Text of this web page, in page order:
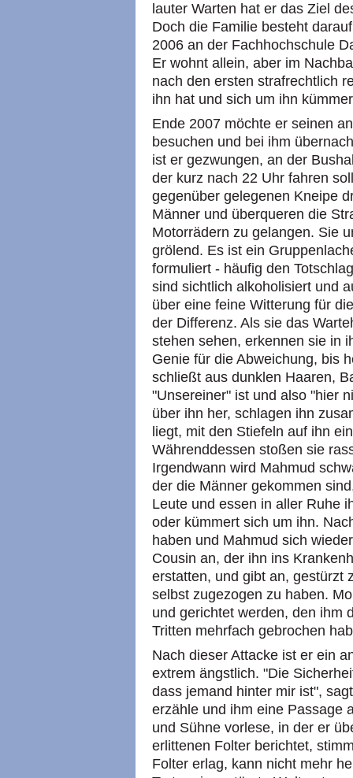
lauter Warten hat er das Ziel
Doch die Familie besteht
2006 an der Fachhochschule
Er wohnt allein, aber im
nach den ersten strafrechtlich
ihn hat und sich um ihn
Ende 2007 möchte er seinen
besuchen und bei ihm
ist er gezwungen, an der
der kurz nach 22 Uhr fahren
gegenüber gelegenen Kneipe
Männer und überqueren die
Motorrädern zu gelangen. Sie
grölend. Es ist ein
formuliert - häufig den
sind sichtlich alkoholisiert und
über eine feine Witterung für
der Differenz. Als sie das
stehen sehen, erkennen sie in
Genie für die Abweichung, bis
schließt aus dunklen Haaren,
"Unsereiner" ist und also "hier
über ihn her, schlagen ihn
liegt, mit den Stiefeln auf ihn
Währenddessen stoßen sie
Irgendwann wird Mahmud
der die Männer gekommen
Leute und essen in aller Ruhe
oder kümmert sich um ihn.
haben und Mahmud sich
Cousin an, der ihn ins
erstatten, und gibt an, gestürzt
selbst zugezogen zu haben.
und gerichtet werden, den ihm
Tritten mehrfach gebrochen
Nach dieser Attacke ist er ein
extrem ängstlich. "Die
dass jemand hinter mir ist",
erzähle und ihm eine Passage
und Sühne vorlese, in der er
erlittenen Folter berichtet,
Folter erlag, kann nicht mehr